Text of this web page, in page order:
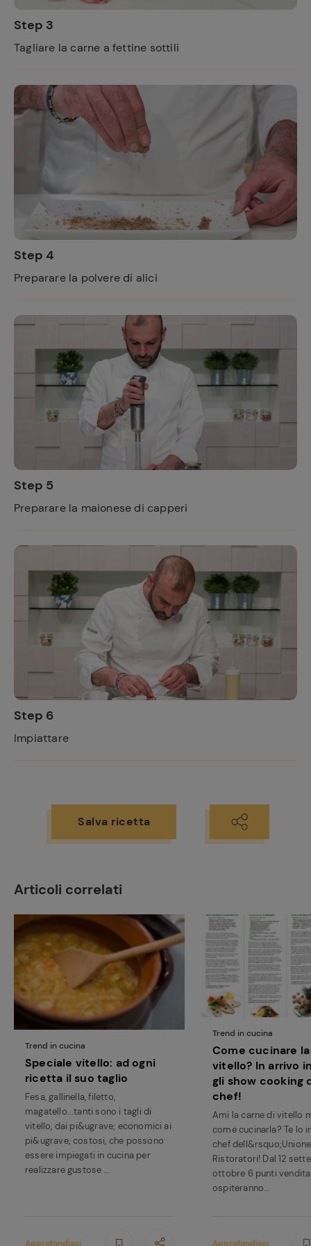
Step 3
Tagliare la carne a fettine sottili
Step 4
Preparare la polvere di alici
Step 5
Preparare la maionese di capperi
Step 6
Impiattare
Salva ricetta
Articoli correlati
Trend in cucina
Speciale vitello: ad ogni
ricetta il suo taglio
Fesa, gallinella, filetto,
magatello...tanti sono i tagli di
vitello, dai pi&ugrave; economici ai
pi&ugrave; costosi, che possono
essere impiegati in cucina per
realizzare gustose ...
Approfondisci
Trend in cucina
Come cucinare
vitello? In arrivo
gli show cooking
chef!
Ami la carne di vitello
come cucinarla? Te lo
chef
Ristoratori! Dal 12
ottobre 6 punti
ospiteranno...
Approfondisci